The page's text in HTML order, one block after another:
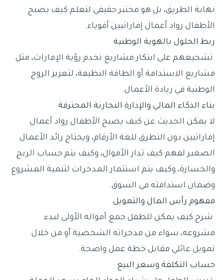
نهاية الطريق، بل هو مختبر حقيقي لتعلم كيف يصبح
الأطفال رواد أعمال إماراتيين أقوياء.
ربط الحلول بالهوية الوطنية
تشجيعهم على ابتكار مشاريع تخدم رؤية الإمارات، مثل
مشاريع الاستدامة أو الطاقة النظيفة، لتعزيز الروح
الوطنية في ريادة الأعمال.
بناء الذكاء المالي والإدارة التجارية المحترفة
لا يمكن الحديث عن كيف يصبح الأطفال رواد أعمال
إماراتيين دون التطرق للغة الأرقام، ويحتاج رائد الأعمال
الصغير لفهم كيف تدار الأموال، وكيف يتم حساب الربح
والخسارة، وكيف يتم استثمار المدخرات لتنمية المشروع
وضمان استدامته في السوق.
مفهوم رأس المال والتمويل
شرح كيف يمكن للطفل جمع أمواله الأولى لبدء
مشروعه، سواء من مدخراته الشخصية أو من خلال
تمويل عائلي مقابل خطة عمل واضحة.
حساب التكلفة وسعر البيع